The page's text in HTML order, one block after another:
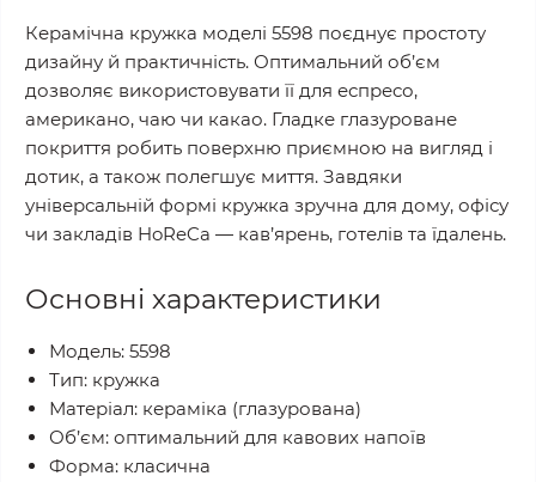
Керамічна кружка моделі 5598 поєднує простоту
дизайну й практичність. Оптимальний об’єм
дозволяє використовувати її для еспресо,
американо, чаю чи какао. Гладке глазуроване
покриття робить поверхню приємною на вигляд і
дотик, а також полегшує миття. Завдяки
універсальній формі кружка зручна для дому, офісу
чи закладів HoReCa — кав’ярень, готелів та їдалень.
Основні характеристики
Модель: 5598
Тип: кружка
Матеріал: кераміка (глазурована)
Об’єм: оптимальний для кавових напоїв
Форма: класична